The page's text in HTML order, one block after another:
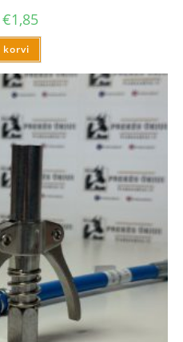
€1,85
korvi